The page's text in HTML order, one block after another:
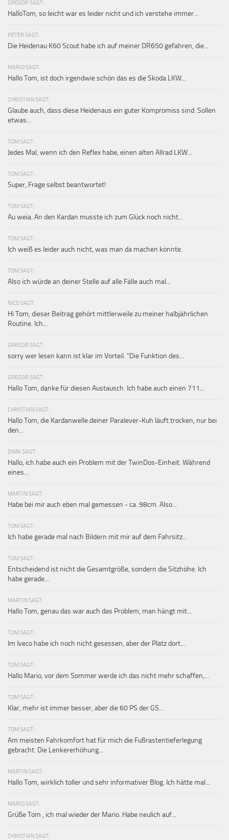
GREGOR SAGT:
HalloTom, so leicht war es leider nicht und ich verstehe immer...
PETER SAGT:
Die Heidenau K60 Scout habe ich auf meiner DR650 gefahren, die...
MARIO SAGT:
Hallo Tom, ist doch irgendwie schön das es die Skoda LKW...
CHRISTIAN SAGT:
Glaube auch, dass diese Heidenaus ein guter Kompromiss sind. Sollen
etwas...
TOM SAGT:
Jedes Mal, wenn ich den Reflex habe, einen alten Allrad LKW...
TOM SAGT:
Super, Frage selbst beantwortet!
TOM SAGT:
Au weia. An den Kardan musste ich zum Glück noch nicht...
TOM SAGT:
Ich weiß es leider auch nicht, was man da machen könnte.
TOM SAGT:
Also ich würde an deiner Stelle auf alle Fälle auch mal...
NICO SAGT:
Hi Tom, dieser Beitrag gehört mittlerweile zu meiner halbjährlichen
Routine. Ich...
GREGOR SAGT:
sorry wer lesen kann ist klar im Vorteil. "Die Funktion des...
GREGOR SAGT:
Hallo Tom, danke für diesen Austausch. Ich habe auch einen 711...
CHRISTIAN SAGT:
Hallo Tom, die Kardanwelle deiner Paralever-Kuh läuft trocken, nur bei
den...
DIMA SAGT:
Hallo, ich habe auch ein Problem mit der TwinDos-Einheit. Während
eines...
MARTIN SAGT:
Habe bei mir auch eben mal gemessen - ca. 98cm. Also...
TOM SAGT:
Ich habe gerade mal nach Bildern mit mir auf dem Fahrsitz...
TOM SAGT:
Entscheidend ist nicht die Gesamtgröße, sondern die Sitzhöhe. Ich
habe gerade...
MARTIN SAGT:
Hallo Tom, genau das war auch das Problem, man hängt mit...
TOM SAGT:
Im Iveco habe ich noch nicht gesessen, aber der Platz dort...
TOM SAGT:
Hallo Mario, vor dem Sommer werde ich das nicht mehr schaffen,...
TOM SAGT:
Klar, mehr ist immer besser, aber die 60 PS der GS...
TOM SAGT:
Am meisten Fahrkomfort hat für mich die Fußrastentieferlegung
gebracht. Die Lenkererhöhung...
MARTIN SAGT:
Hallo Tom, wirklich toller und sehr informativer Blog. Ich hätte mal...
MARIO SAGT:
Grüße Tom , ich mal wieder der Mario. Habe neulich auf...
CHRISTIAN SAGT: